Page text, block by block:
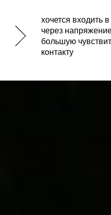
хочется входить
через
большую
контакту